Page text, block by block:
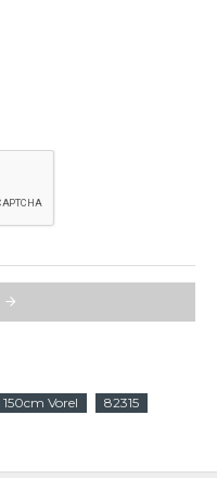
150cm Vorel
82315